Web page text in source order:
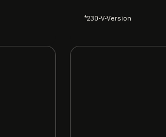
*230-V-Version